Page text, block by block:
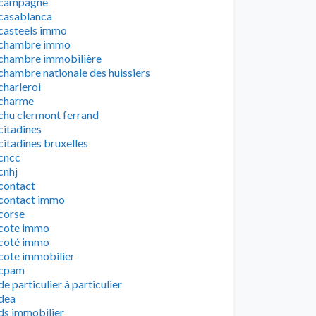
immo
immo
immobilière
nationale des huissiers
clermont ferrand
bruxelles
immo
immo
immo
immobilier
particulier à particulier
immobilier